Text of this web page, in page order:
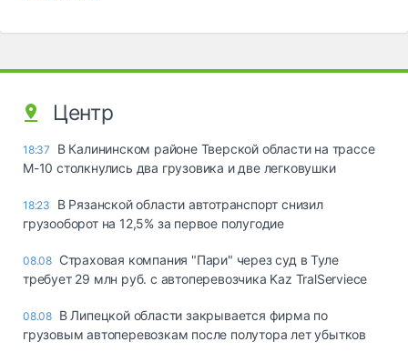
Центр
18:37
В Калининском районе Тверской области на трассе
М-10 столкнулись два грузовика и две легковушки
18:23
В Рязанской области автотранспорт снизил
грузооборот на 12,5% за первое полугодие
08.08 Страховая компания "Пари" через суд в Туле
требует 29 млн руб. с автоперевозчика Kaz TralServiece
08.08 В Липецкой области закрывается фирма по
грузовым автоперевозкам после полутора лет убытков